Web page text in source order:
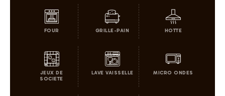
FOUR GRILLE-PAIN HOTTE
JEUX DE
SOCIETE
LAVE VAISSELLE MICRO ONDES